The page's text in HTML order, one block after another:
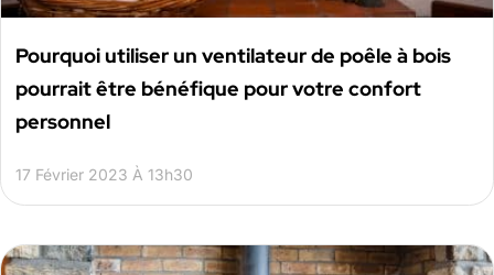
Pourquoi utiliser un ventilateur de poêle à bois
pourrait être bénéfique pour votre confort
personnel
17 Février 2023 À 13h30